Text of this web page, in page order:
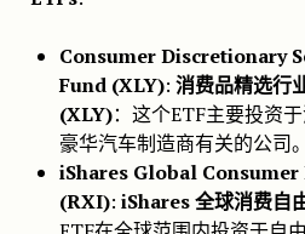
Consumer Discretionary
Fund (XLY): 消费品精选行
(XLY)：这个ETF主要投资
豪华汽车制造商有关的公司。
iShares Global
(RXI): iShares 全球消费自